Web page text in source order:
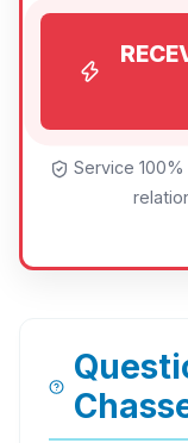
Service